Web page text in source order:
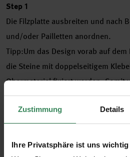
Zustimmung Details
Ihre Privatsphäre ist uns wichtig
Step 1
Die Filzplatte ausbreiten und nach
und/oder Pailletten anordnen.
Tipp:Um das Design vorab auf
die Steine mit doppelseitigem
Obermaterial fixiert werden. Somit